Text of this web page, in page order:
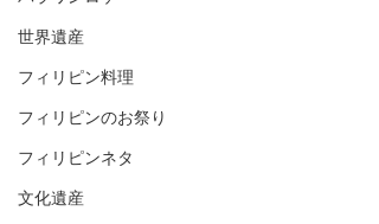
世界遺産
フィリピン料理
フィリピンのお祭り
フィリピンネタ
文化遺産